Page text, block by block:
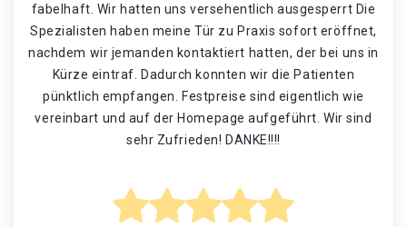
fabelhaft. Wir hatten uns versehentlich ausgesperrt Die
Spezialisten haben meine Tür zu Praxis sofort eröffnet,
nachdem wir jemanden kontaktiert hatten, der bei uns in
Kürze eintraf. Dadurch konnten wir die Patienten
pünktlich empfangen. Festpreise sind eigentlich wie
vereinbart und auf der Homepage aufgeführt. Wir sind
sehr Zufrieden! DANKE!!!!